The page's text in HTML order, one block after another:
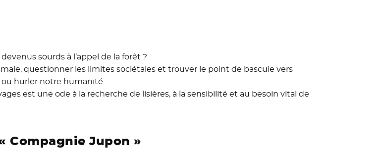
sourds à l’appel de la forêt ?
questionner les limites sociétales et trouver le point de bascule vers
hurler notre humanité.
est une ode à la recherche de lisières, à la sensibilité et au besoin vital de
Compagnie Jupon »